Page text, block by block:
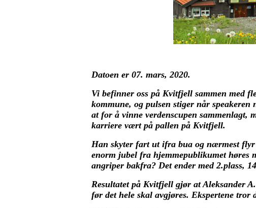
Datoen er 07. mars, 2020.
Vi befinner oss på Kvitfjell sammen med
kommune, og pulsen stiger når
at for å vinne verdenscupen sammenlagt,
karriere vært på pallen på Kvitfjell.
Han skyter fart ut ifra bua og nærmest flyr
enorm jubel fra hjemmepublikumet høres
angriper bakfra? Det ender med 2.plass,
Resultatet på Kvitfjell gjør at Aleksander
før det hele skal avgjøres. Ekspertene tror